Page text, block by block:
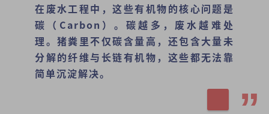
在废水工程中，这些有机物的核心问题是
碳（Carbon）。碳越多，废水越难处
理。猪粪里不仅碳含量高，还包含大量未
分解的纤维与长链有机物，这些都无法靠
简单沉淀解决。